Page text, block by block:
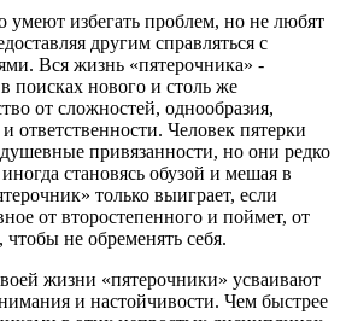
умеют избегать проблем, но не любят
другим справляться с
Вся жизнь «пятерочника» -
поисках нового и столь же
от сложностей, однообразия,
ответственности. Человек пятерки
привязанности, но они редко
становясь обузой и мешая в
только выиграет, если
от второстепенного и поймет, от
чтобы не обременять себя.
жизни «пятерочники» усваивают
и настойчивости. Чем быстрее